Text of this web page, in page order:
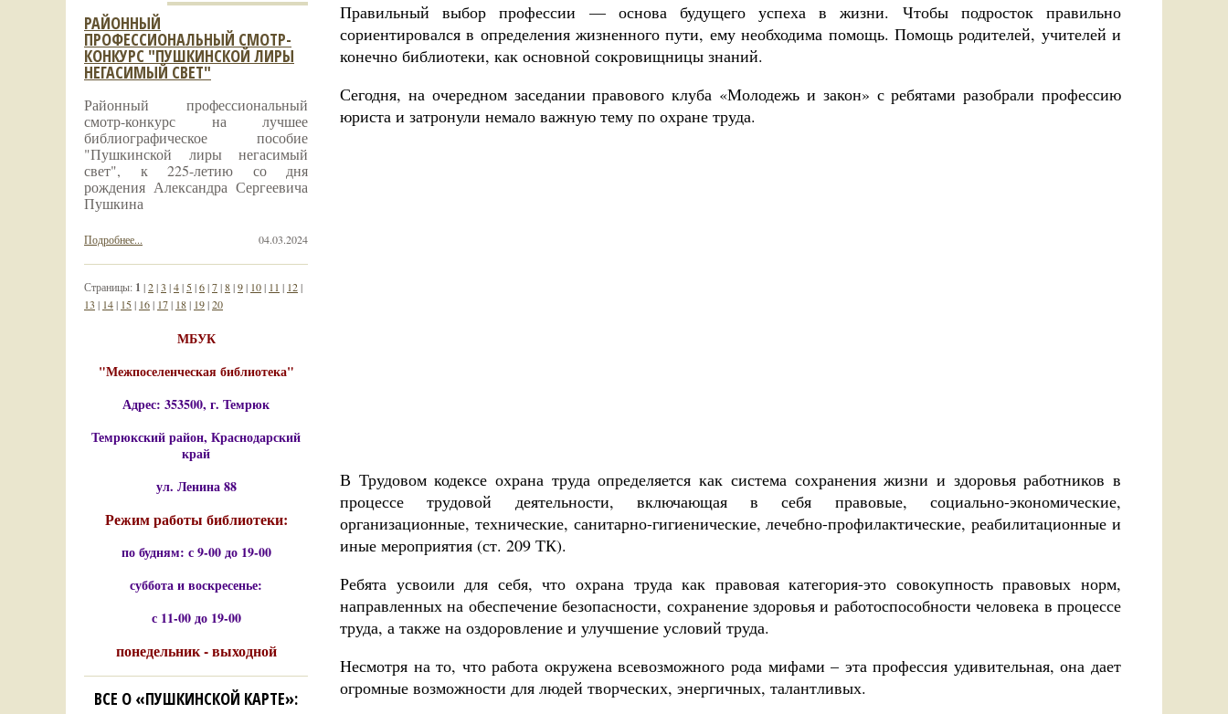
Правильный выбор профессии — основа будущего успеха в жизни. Чтобы подросток правильно
сориентировался в определения жизненного пути, ему необходима помощь. Помощь родителей, учителей и
конечно библиотеки, как основной сокровищницы знаний.
Сегодня, на очередном заседании правового клуба «Молодежь и закон» с ребятами разобрали профессию
юриста и затронули немало важную тему по охране труда.
В Трудовом кодексе охрана труда определяется как система сохранения жизни и здоровья работников в
процессе трудовой деятельности, включающая в себя правовые, социально-экономические,
организационные, технические, санитарно-гигиенические, лечебно-профилактические, реабилитационные и
иные мероприятия (ст. 209 ТК).
Ребята усвоили для себя, что охрана труда как правовая категория-это совокупность правовых норм,
направленных на обеспечение безопасности, сохранение здоровья и работоспособности человека в процессе
труда, а также на оздоровление и улучшение условий труда.
Несмотря на то, что работа окружена всевозможного рода мифами – эта профессия удивительная, она дает
огромные возможности для людей творческих, энергичных, талантливых.
РАЙОННЫЙ
ПРОФЕССИОНАЛЬНЫЙ СМОТР-
КОНКУРС "ПУШКИНСКОЙ ЛИРЫ
НЕГАСИМЫЙ СВЕТ"
Районный профессиональный
смотр-конкурс на лучшее
библиографическое пособие
"Пушкинской лиры негасимый
свет", к 225-летию со дня
рождения Александра Сергеевича
Пушкина
04.03.2024
Подробнее...
Страницы: 1 |2|3 |4| 5|6|7|8|9| 10| 11 | 12|
13 | 14| 15| 16| 17| 18| 19|20
МБУК
"Межпоселенческая библиотека"
Адрес: 353500, г. Темрюк
Темрюкский район, Краснодарский
край
ул. Ленина 88
Режим работы библиотеки:
по будням: с 9-00 до 19-00
суббота и воскресенье:
с 11-00 до 19-00
понедельник - выходной
ВСЕ О «ПУШКИНСКОЙ КАРТЕ»: